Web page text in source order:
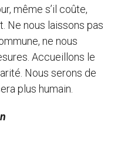
même s’il coûte,
Ne nous laissons pas
ne nous
Accueillons le
Nous serons de
plus humain.